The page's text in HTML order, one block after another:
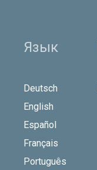
Язык
Deutsch
English
Español
Français
Português